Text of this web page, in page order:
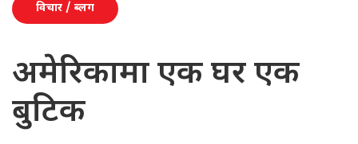
विचार / ब्लग
अमेरिकामा एक घर एक
बुटिक